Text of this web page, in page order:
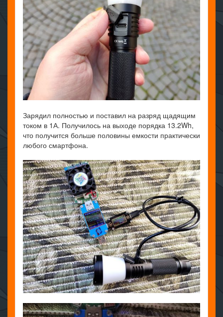
Зарядил полностью и поставил на разряд щадящим
током в 1А. Получилось на выходе порядка 13.2Wh,
что получится больше половины емкости практически
любого смартфона.